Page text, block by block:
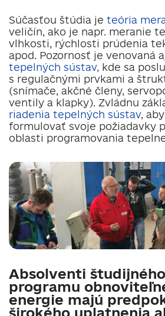
Súčasťou štúdia je teória
veličín, ako je napr. meranie
vlhkosti, rýchlosti prúdenia
apod. Pozornosť je venovaná
tepelných sústav, kde sa
s regulačnými prvkami a
(snímače, akčné členy,
ventily a klapky). Zvládnu
riadenia tepelných sústav,
formulovať svoje požiadavky
oblasti programovania
Absolventi študijného
programu
energie majú
širokého uplatnenia